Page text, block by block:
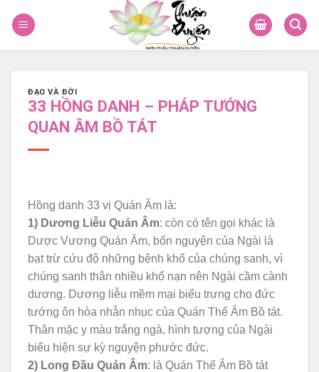
ĐẠO VÀ ĐỜI
33 HỒNG DANH – PHÁP TƯỚNG
QUAN ÂM BỒ TÁT
Hồng danh 33 vị Quán Âm là:
1) Dương Liễu Quán Âm: còn có tên gọi khác là
Dược Vương Quán Âm, bổn nguyện của Ngài là
bạt trừ cứu độ những bệnh khổ của chúng sanh, vì
chúng sanh thân nhiều khổ nạn nên Ngài cầm cành
dương. Dương liễu mềm mại biểu trưng cho đức
tướng ôn hòa nhẫn nhục của Quán Thế Âm Bồ tát.
Thân mặc y màu trắng ngà, hình tượng của Ngài
biểu hiện sự kỳ nguyện phước đức.
2) Long Đầu Quán Âm: là Quán Thế Âm Bồ tát